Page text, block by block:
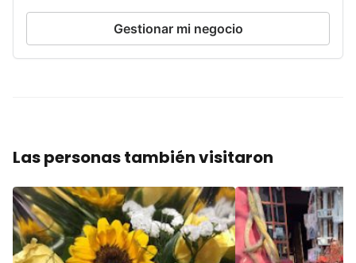
Gestionar mi negocio
Las personas también visitaron